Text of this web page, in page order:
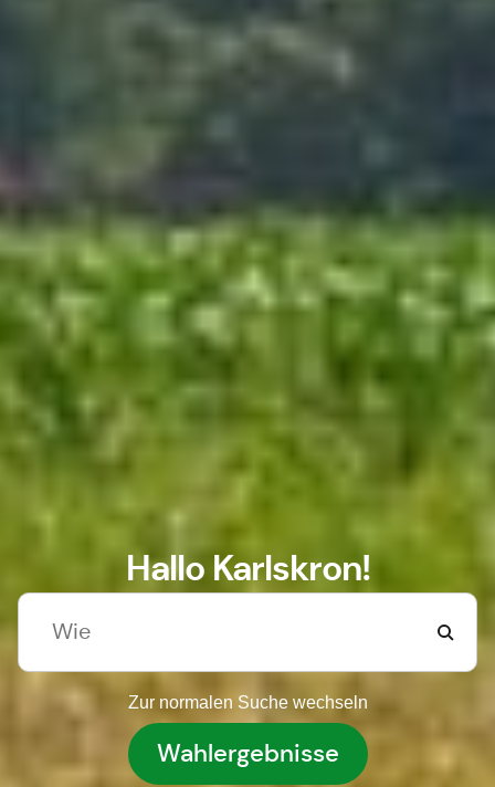
Hallo Karlskron!
Zur normalen Suche wechseln
Wahlergebnisse